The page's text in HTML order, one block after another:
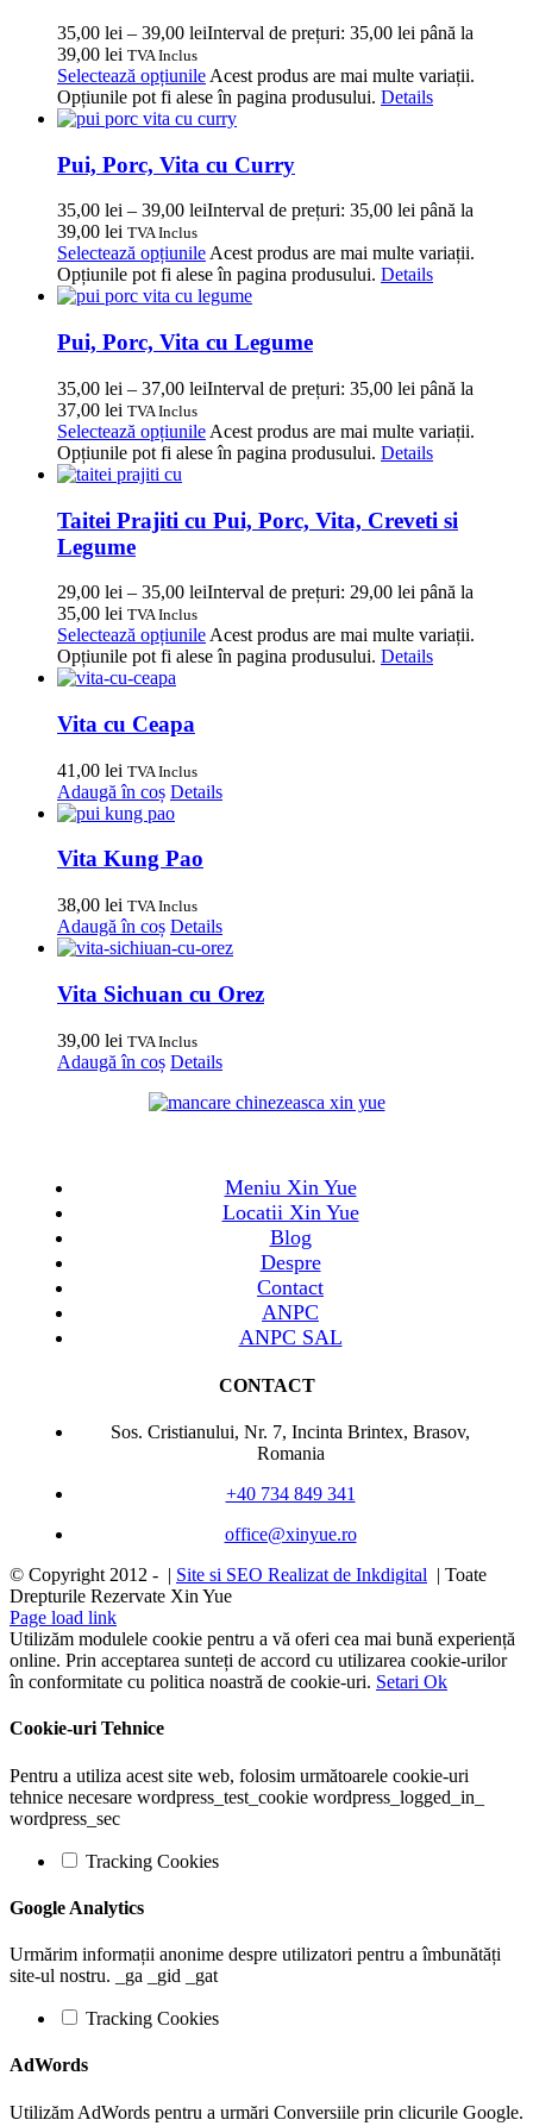
35,00 lei – 39,00 leiInterval de prețuri: 35,00 lei până la
39,00 lei TVA Inclus
Selectează opțiunile Acest produs are mai multe variații.
Opțiunile pot fi alese în pagina produsului. Details
Pui, Porc, Vita cu Curry
35,00 lei – 39,00 leiInterval de prețuri: 35,00 lei până la
39,00 lei TVA Inclus
Selectează opțiunileAcest produs are mai multe variații.
Opțiunile pot fi alese în pagina produsului. Details
Pui, Porc, Vita cu Legume
35,00 lei – 37,00 leiInterval de prețuri: 35,00 lei până la
37,00 lei TVA Inclus
Selectează opțiunile Acest produs are mai multe variații.
Opțiunile pot fi alese în pagina produsului. Details
Taitei Prajiti cu Pui, Porc, Vita, Creveti si
Legume
29,00 lei – 35,00 leiInterval de prețuri: 29,00 lei până la
35,00 lei TVA Inclus
Selectează opțiunile Acest produs are mai multe variații.
Opțiunile pot fi alese în pagina produsului. Details
Vita cu Ceapa
41,00 lei TVA Inclus
Adaugă în coș Details
Vita Kung Pao
38,00 lei TVA Inclus
Adaugă în coș Details
Vita Sichuan cu Orez
39,00 lei TVA Inclus
Adaugă în coș Details
Meniu Xin Yue
Locatii Xin Yue
Blog
Despre
Contact
ANPC
ANPC SAL
CONTACT
Sos. Cristianului, Nr. 7, Incinta Brintex, Brasov,
Romania
+40 734 849 341
office@xinyue.ro
© Copyright 2012 - | Site si SEO Realizat de Inkdigital | Toate
Drepturile Rezervate Xin Yue
Page load link
Utilizăm modulele cookie pentru a vă oferi cea mai bună experiență
online. Prin acceptarea sunteți de accord cu utilizarea cookie-urilor
în conformitate cu politica noastră de cookie-uri. Setari Ok
Cookie-uri Tehnice
Pentru a utiliza acest site web, folosim următoarele cookie-uri
tehnice necesare wordpress_test_cookie wordpress_logged_in_
wordpress_sec
Tracking Cookies
Google Analytics
Urmărim informații anonime despre utilizatori pentru a îmbunătăți
site-ul nostru. _ga _gid _gat
Tracking Cookies
AdWords
Utilizăm AdWords pentru a urmări Conversiile prin clicurile Google.